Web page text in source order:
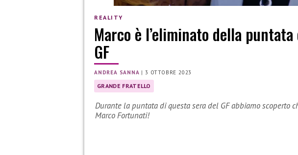
REALITY
Marco è l’eliminato della
GF
ANDREA SANNA |3 OTTOBRE 2023
GRANDE FRATELLO
Durante la puntata di questa sera del GF abbiamo scoperto
Marco Fortunati!